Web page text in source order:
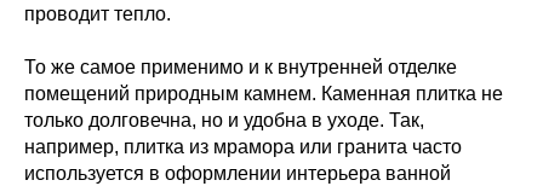
проводит тепло.
То же самое применимо и к внутренней отделке
помещений природным камнем. Каменная плитка не
только долговечна, но и удобна в уходе. Так,
например, плитка из мрамора или гранита часто
используется в оформлении интерьера ванной